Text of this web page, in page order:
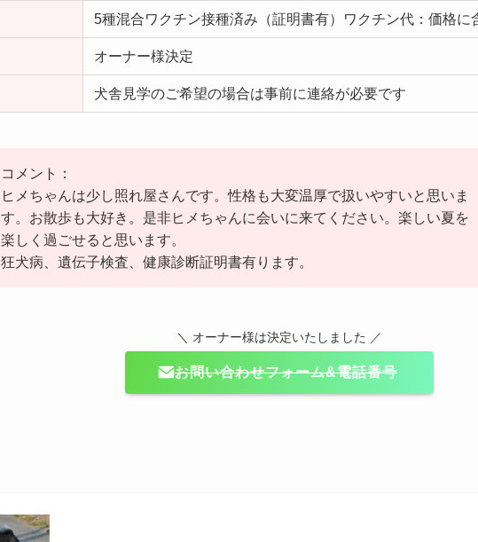
5種混合ワクチン接種済み（証明書有）ワクチン代：価格に
オーナー様決定
犬舎見学のご希望の場合は事前に連絡が必要です
コメント：
ヒメちゃんは少し照れ屋さんです。性格も大変温厚で扱いやすいと思いま
す。お散歩も大好き。是非ヒメちゃんに会いに来てください。楽しい夏を
楽しく過ごせると思います。
狂犬病、遺伝子検査、健康診断証明書有ります。
＼ オーナー様は決定いたしました ／
お問い合わせフォーム&電話番号